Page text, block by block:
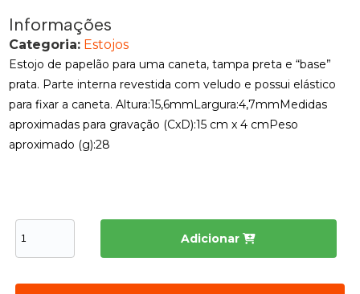
Informações
Categoria: Estojos
Estojo de papelão para uma caneta, tampa preta e “base”
prata. Parte interna revestida com veludo e possui elástico
para fixar a caneta. Altura:15,6mmLargura:4,7mmMedidas
aproximadas para gravação (CxD):15 cm x 4 cmPeso
aproximado (g):28
Adicionar